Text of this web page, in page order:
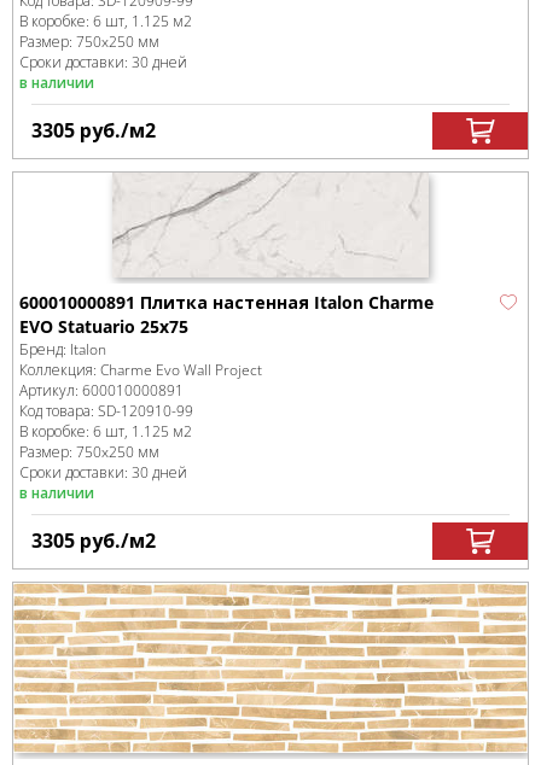
В коробке: 6 шт, 1.125 м2
Размер: 750x250 мм
Сроки доставки: 30 дней
в наличии
3305 руб./м2
600010000891 Плитка настенная Italon Charme
EVO Statuario 25х75
Бренд: Italon
Коллекция: Charme Evo Wall Project
Артикул: 600010000891
Код товара: SD-120910-99
В коробке: 6 шт, 1.125 м2
Размер: 750x250 мм
Сроки доставки: 30 дней
в наличии
3305 руб./м2